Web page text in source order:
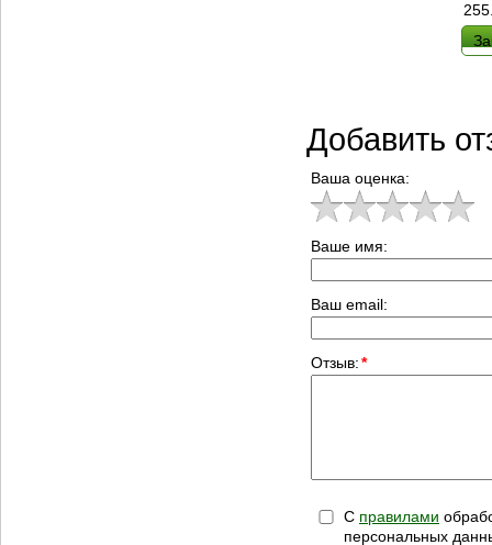
Добавить
Ваша оценка:
Ваше имя:
Ваш email:
Отзыв:*
С правилами
персональных